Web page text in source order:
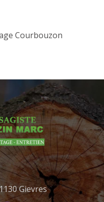
Courbouzon
Gievres